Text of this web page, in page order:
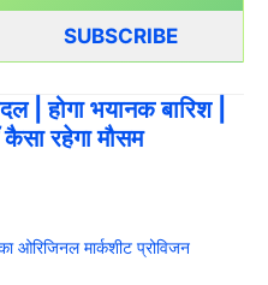
SUBSCRIBE
| होगा भयानक बारिश |
रहेगा मौसम
ओरिजिनल मार्कशीट प्रोविजन